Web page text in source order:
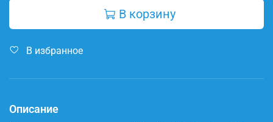
В корзину
В избранное
Описание